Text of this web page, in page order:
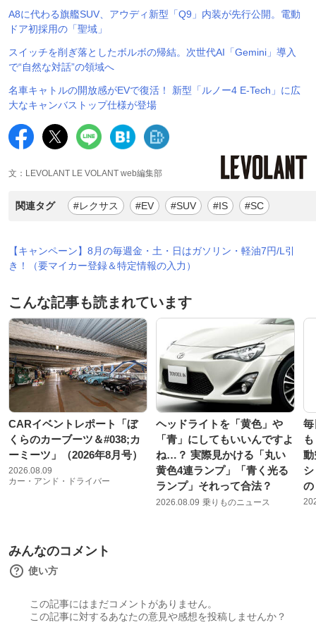
A8に代わる旗艦SUV、アウディ新型「Q9」内装が先行公開。電動
ドア初採用の「聖域」
スイッチを削ぎ落としたボルボの帰結。次世代AI「Gemini」導入
で“自然な対話”の領域へ
名車キャトルの開放感がEVで復活！ 新型「ルノー4 E-Tech」に広
大なキャンバストップ仕様が登場
文：LEVOLANT LE VOLANT web編集部
関連タグ #レクサス #EV #SUV #IS #SC
【キャンペーン】8月の毎週金・土・日はガソリン・軽油7円/L引
き！（要マイカー登録＆特定情報の入力）
こんな記事も読まれています
CARイベントレポート「ぼ
くらのカーブーツ＆#038;カ
ーミーツ」（2026年8月号）
2026.08.09
カー・アンド・ドライバー
ヘッドライトを「黄色」や
「青」にしてもいいんですよ
ね…？ 実際見かける「丸い
黄色4連ランプ」「青く光る
ランプ」それって合法？
2026.08.09 乗りものニュース
毎
動
の
みんなのコメント
使い方
この記事にはまだコメントがありません。
この記事に対するあなたの意見や感想を投稿しませんか？